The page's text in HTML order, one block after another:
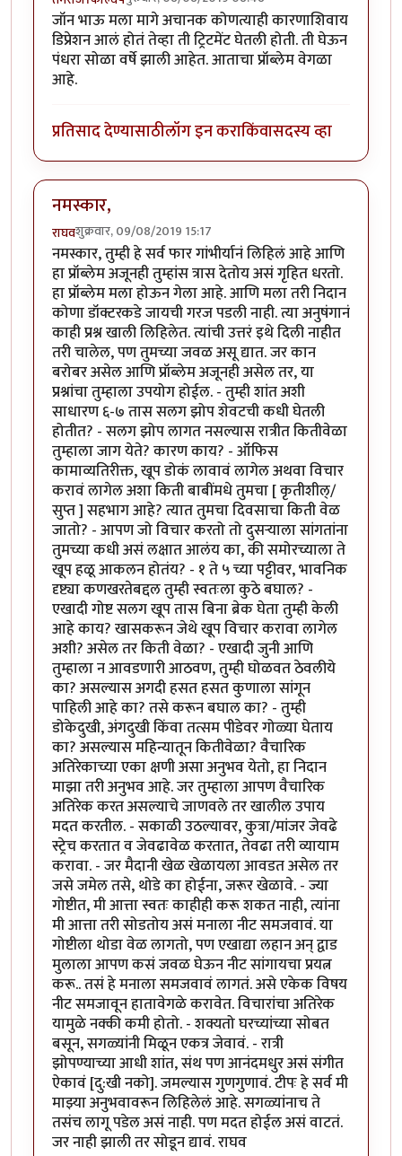
जॉन भाऊ मला मागे अचानक कोणत्याही कारणाशिवाय
डिप्रेशन आलं होतं तेव्हा ती ट्रिटमेंट घेतली होती. ती घेऊन
पंधरा सोळा वर्षे झाली आहेत. आताचा प्रॉब्लेम वेगळा
आहे.
प्रतिसाद देण्यासाठीलॉग इन कराकिंवासदस्य व्हा
नमस्कार,
राघवशुक्रवार, 09/08/2019 15:17
नमस्कार, तुम्ही हे सर्व फार गांभीर्यानं लिहिलं आहे आणि
हा प्रॉब्लेम अजूनही तुम्हांस त्रास देतोय असं गृहित धरतो.
हा प्रॉब्लेम मला होऊन गेला आहे. आणि मला तरी निदान
कोणा डॉक्टरकडे जायची गरज पडली नाही. त्या अनुषंगानं
काही प्रश्न खाली लिहिलेत. त्यांची उत्तरं इथे दिली नाहीत
तरी चालेल, पण तुमच्या जवळ असू द्यात. जर कान
बरोबर असेल आणि प्रॉब्लेम अजूनही असेल तर, या
प्रश्नांचा तुम्हाला उपयोग होईल. - तुम्ही शांत अशी
साधारण ६-७ तास सलग झोप शेवटची कधी घेतली
होतीत? - सलग झोप लागत नसल्यास रात्रीत कितीवेळा
तुम्हाला जाग येते? कारण काय? - ऑफिस
कामाव्यतिरीक्त, खूप डोकं लावावं लागेल अथवा विचार
करावं लागेल अशा किती बाबींमधे तुमचा [ कृतीशील्/
सुप्त ] सहभाग आहे? त्यात तुमचा दिवसाचा किती वेळ
जातो? - आपण जो विचार करतो तो दुसर्‍याला सांगतांना
तुमच्या कधी असं लक्षात आलंय का, की समोरच्याला ते
खूप हळू आकलन होतंय? - १ ते ५ च्या पट्टीवर, भावनिक
दृष्ट्या कणखरतेबद्दल तुम्ही स्वतःला कुठे बघाल? -
एखादी गोष्ट सलग खूप तास बिना ब्रेक घेता तुम्ही केली
आहे काय? खासकरून जेथे खूप विचार करावा लागेल
अशी? असेल तर किती वेळा? - एखादी जुनी आणि
तुम्हाला न आवडणारी आठवण, तुम्ही घोळवत ठेवलीये
का? असल्यास अगदी हसत हसत कुणाला सांगून
पाहिली आहे का? तसे करून बघाल का? - तुम्ही
डोकेदुखी, अंगदुखी किंवा तत्सम पीडेवर गोळ्या घेताय
का? असल्यास महिन्यातून कितीवेळा? वैचारिक
अतिरेकाच्या एका क्षणी असा अनुभव येतो, हा निदान
माझा तरी अनुभव आहे. जर तुम्हाला आपण वैचारिक
अतिरेक करत असल्याचे जाणवले तर खालील उपाय
मदत करतील. - सकाळी उठल्यावर, कुत्रा/मांजर जेवढे
स्ट्रेच करतात व जेवढावेळ करतात, तेवढा तरी व्यायाम
करावा. - जर मैदानी खेळ खेळायला आवडत असेल तर
जसे जमेल तसे, थोडे का होईना, जरूर खेळावे. - ज्या
गोष्टीत, मी आत्ता स्वतः काहीही करू शकत नाही, त्यांना
मी आत्ता तरी सोडतोय असं मनाला नीट समजवावं. या
गोष्टीला थोडा वेळ लागतो, पण एखाद्या लहान अन् द्वाड
मुलाला आपण कसं जवळ घेऊन नीट सांगायचा प्रयत्न
करू.. तसं हे मनाला समजवावं लागतं. असे एकेक विषय
नीट समजावून हातावेगळे करावेत. विचारांचा अतिरेक
यामुळे नक्की कमी होतो. - शक्यतो घरच्यांच्या सोबत
बसून, सगळ्यांनी मिळून एकत्र जेवावं. - रात्री
झोपण्याच्या आधी शांत, संथ पण आनंदमधुर असं संगीत
ऐकावं [दु:खी नको]. जमल्यास गुणगुणावं. टीपः हे सर्व मी
माझ्या अनुभवावरून लिहिलेलं आहे. सगळ्यांनाच ते
तसंच लागू पडेल असं नाही. पण मदत होईल असं वाटतं.
जर नाही झाली तर सोडून द्यावं. राघव